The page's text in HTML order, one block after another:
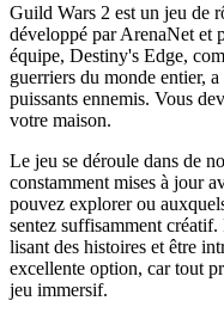
Guild Wars 2 est un jeu de
développé par ArenaNet et
équipe, Destiny's Edge,
guerriers du monde entier,
puissants ennemis. Vous
votre maison.
Le jeu se déroule dans de
constamment mises à jour
pouvez explorer ou
sentez suffisamment
lisant des histoires et être
excellente option, car tout
jeu immersif.